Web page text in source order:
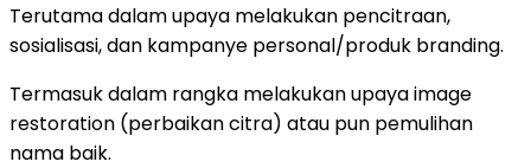
Terutama dalam upaya melakukan pencitraan,
sosialisasi, dan kampanye personal/produk branding.
Termasuk dalam rangka melakukan upaya image
restoration (perbaikan citra) atau pun pemulihan
nama baik.